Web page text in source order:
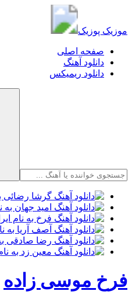
موزیک پوزیک
صفحه اصلی
دانلود آهنگ
دانلود ریمیکس
فرخ موسی زاده